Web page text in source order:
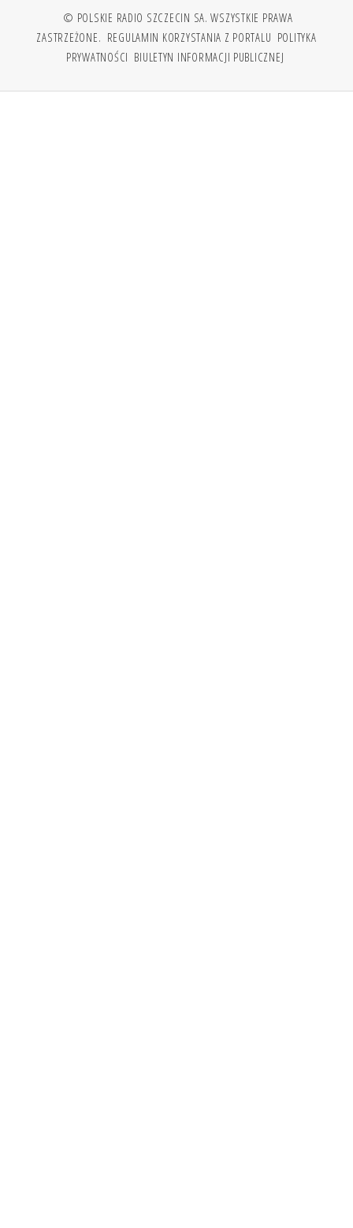
© POLSKIE RADIO SZCZECIN SA. WSZYSTKIE PRAWA
ZASTRZEŻONE. REGULAMIN KORZYSTANIA Z PORTALU POLITYKA
PRYWATNOŚCI BIULETYN INFORMACJI PUBLICZNEJ